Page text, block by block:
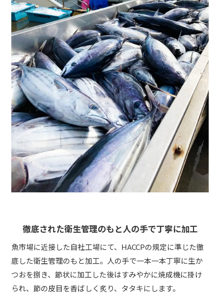
徹底された衛生管理のもと人の手で丁寧に加工
魚市場に近接した自社工場にて、HACCPの規定に準じた徹
底した衛生管理のもと加工。人の手で一本一本丁寧に生か
つおを捌き、節状に加工した後はすみやかに焼成機に掛け
られ、節の皮目を香ばしく炙り、タタキにします。